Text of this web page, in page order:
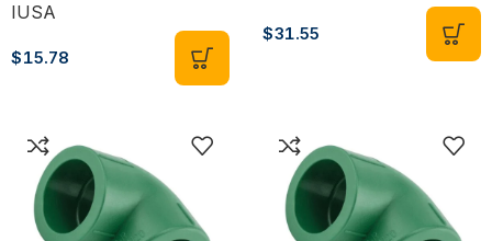
IUSA
$15.78
$31.55